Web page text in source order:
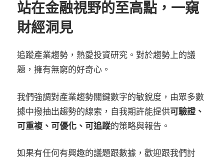
站在金融視野的至高點，一窺
財經洞見
追蹤產業趨勢，熱愛投資研究。對於趨勢上的議
題，擁有無窮的好奇心。
我們強調對產業趨勢關鍵數字的敏銳度，由眾多數
據中撥抽出趨勢的線索，自我期許能提供可驗證、
可重複、可優化、可追蹤的策略與報告。
如果有任何有興趣的議題跟數據，歡迎跟我們討